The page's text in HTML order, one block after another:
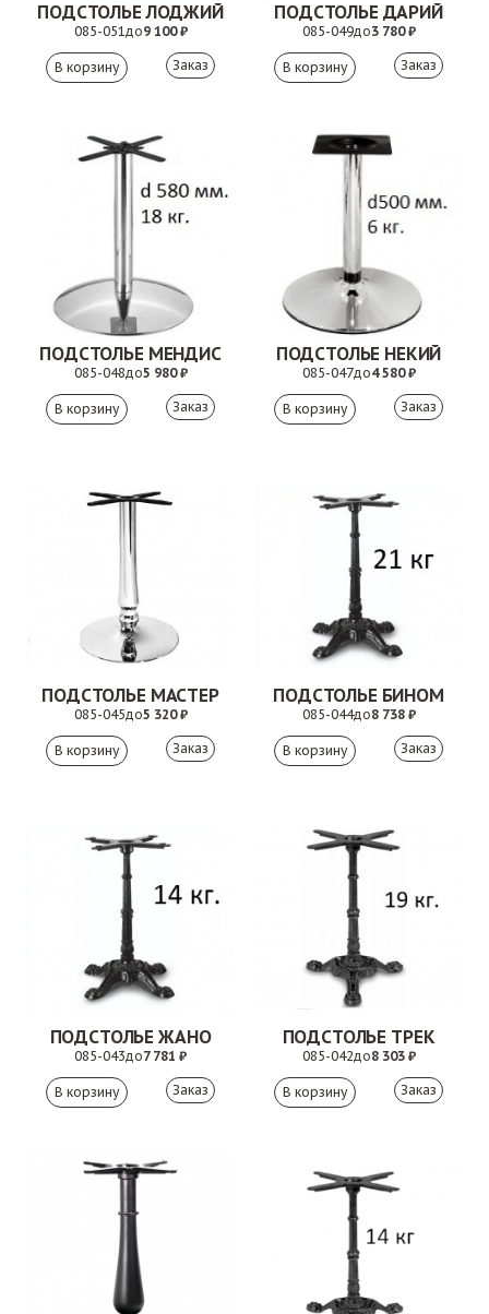
ПОДСТОЛЬЕ ЛОДЖИЙ
085-051до9 100 ₽
Заказ
ПОДСТОЛЬЕ ДАРИЙ
085-049до3 780 ₽
Заказ
ПОДСТОЛЬЕ МЕНДИС
085-048до5 980 ₽
Заказ
ПОДСТОЛЬЕ НЕКИЙ
085-047до4 580 ₽
Заказ
ПОДСТОЛЬЕ МАСТЕР
085-045до5 320 ₽
Заказ
ПОДСТОЛЬЕ БИНОМ
085-044до8 738 ₽
Заказ
ПОДСТОЛЬЕ ЖАНО
085-043до7 781 ₽
Заказ
ПОДСТОЛЬЕ ТРЕК
085-042до8 303 ₽
Заказ